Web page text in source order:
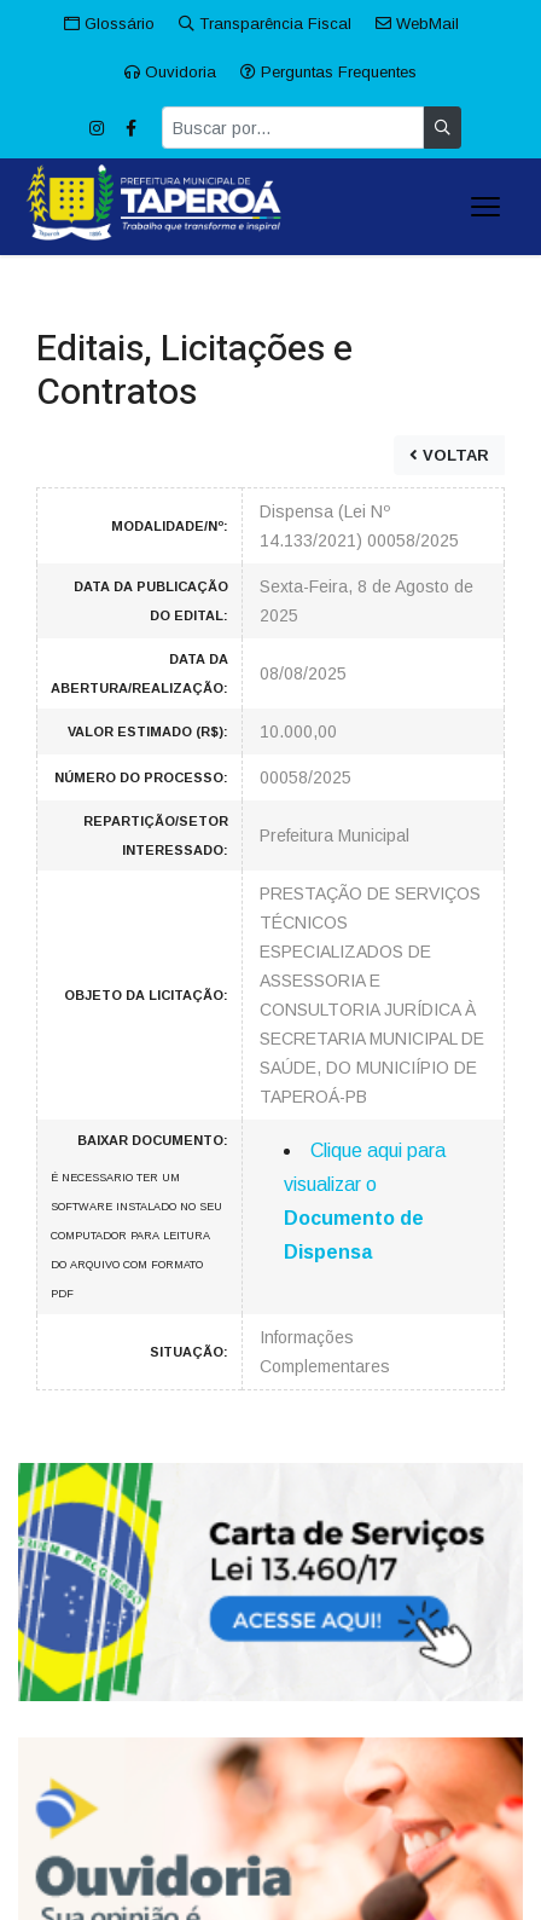
Glossário Transparência Fiscal WebMail
Ouvidoria Perguntas Frequentes
Editais, Licitações e
Contratos
VOLTAR
MODALIDADE/Nº:
Dispensa (Lei Nº
14.133/2021) 00058/2025
DATA DA PUBLICAÇÃO
DO EDITAL:
Sexta-Feira, 8 de Agosto de
2025
DATA DA
ABERTURA/REALIZAÇÃO:
08/08/2025
VALOR ESTIMADO (R$): 10.000,00
NÚMERO DO PROCESSO: 00058/2025
REPARTIÇÃO/SETOR
INTERESSADO:
Prefeitura Municipal
OBJETO DA LICITAÇÃO:
PRESTAÇÃO DE SERVIÇOS
TÉCNICOS
ESPECIALIZADOS DE
ASSESSORIA E
CONSULTORIA JURÍDICA À
SECRETARIA MUNICIPAL DE
SAÚDE, DO MUNICIÍPIO DE
TAPEROÁ-PB
BAIXAR DOCUMENTO:
É NECESSARIO TER UM
SOFTWARE INSTALADO NO SEU
COMPUTADOR PARA LEITURA
DO ARQUIVO COM FORMATO
PDF
Clique aqui para
visualizar o
Documento de
Dispensa
SITUAÇÃO:
Informações
Complementares